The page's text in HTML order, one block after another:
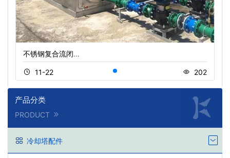
不锈钢复合流闭…
11-22 202
产品分类
PRODUCT
冷却塔配件